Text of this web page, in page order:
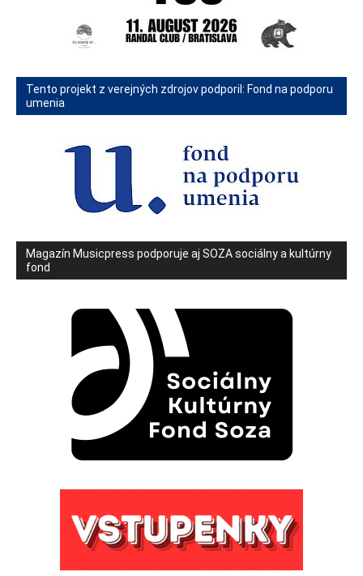
Tento projekt z verejných zdrojov podporil: Fond na podporu
umenia
Magazín Musicpress podporuje aj SOZA sociálny a kultúrny
fond